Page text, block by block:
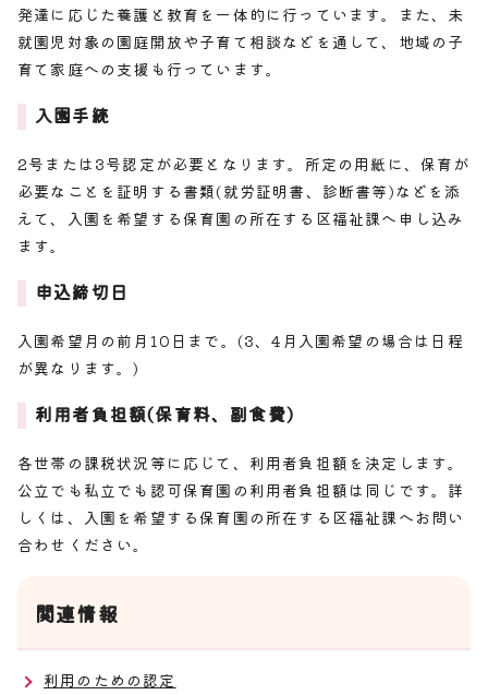
発達に応じた養護と教育を一体的に行っています。また、未
就園児対象の園庭開放や子育て相談などを通して、地域の子
育て家庭への支援も行っています。
入園手続
2号または3号認定が必要となります。所定の用紙に、保育が
必要なことを証明する書類(就労証明書、診断書等)などを添
えて、入園を希望する保育園の所在する区福祉課へ申し込み
ます。
申込締切日
入園希望月の前月10日まで。(3、4月入園希望の場合は日程
が異なります。)
利用者負担額(保育料、副食費)
各世帯の課税状況等に応じて、利用者負担額を決定します。
公立でも私立でも認可保育園の利用者負担額は同じです。詳
しくは、入園を希望する保育園の所在する区福祉課へお問い
合わせください。
関連情報
利用のための認定